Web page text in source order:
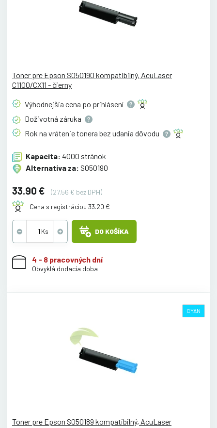
Toner pre Epson S050190 kompatibilný, AcuLaser
C1100/CX11 - čierny
Výhodnejšia cena po prihlásení
Doživotná záruka
Rok na vrátenie tonera bez udania dôvodu
Kapacita: 4000 stránok
Alternatíva za: S050190
33.90 €
(27.56 € bez DPH)
Cena s registráciou 33.20 €
DO KOŠÍKA
4 - 8 pracovných dní
Obvyklá dodacia doba
CYAN
Toner pre Epson S050189 kompatibilný, AcuLaser